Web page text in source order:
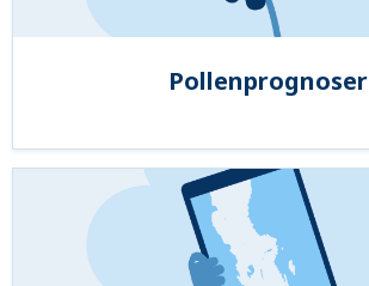
Pollenprognoser